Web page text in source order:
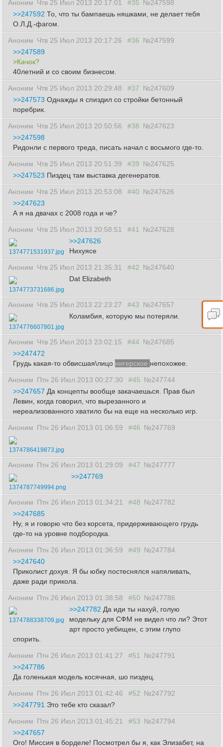
Аноним Чтв 25 Июл 2013 20:17:01 #35
№247598
>>247592 То, что ты бампаешь няшками, не делает тебя
О.Л.Д.-фагом.
Аноним Чтв 25 Июл 2013 20:17:26 #36 №247599
>>247589
>Качок?
40летний и со своим бизнесом.
Аноним Чтв 25 Июл 2013 20:29:48 #37 №247609
>>247573 Однажды я спиздил со стройки бетонный
поребрик.
Аноним Чтв 25 Июл 2013 20:50:56 #38 №247623
>>247598
Ридонли с первого треда, писать начал с восьмого где-то.
Аноним Чтв 25 Июл 2013 20:51:39 #39 №247625
>>247523 Пиздец там выставка дегенератов.
Аноним Чтв 25 Июл 2013 20:53:08 #40 №247626
>>247623
А я на двачах с 2008 года и че?
Аноним Чтв 25 Июл 2013 20:58:51 #41 №247628
1374771531937.jpg
>>247626
Нихуясе
Аноним Чтв 25 Июл 2013 21:35:31 #42 №247640
1374773731686.jpg
Dat Elizabeth
Аноним Чтв 25 Июл 2013 22:23:27 #43 №247657
1374776607801.jpg
Коламбия, которую мы потеряли.
Аноним Чтв 25 Июл 2013 23:02:15 #44 №247685
>>247472
Грудь какая-то обвисшая\лицо нигерское непохожее.
Аноним Птн 26 Июл 2013 00:27:30 #45 №247744
>>247657 Да концепты вообще закачаешься. Прав был
Левин, когда говорил, что вырезанного и
нереализованного хватило бы на еще на несколько игр.
Аноним Птн 26 Июл 2013 01:06:59 #46 №247769
1374786419873.jpg
Аноним Птн 26 Июл 2013 01:29:09 #47 №247777
1374787749994.png
>>247769
Аноним Птн 26 Июл 2013 01:34:21 #48 №247782
>>247685
Ну, я и говорю что без корсета, придерживающего грудь
где-то на уровне подбородка.
Аноним Птн 26 Июл 2013 01:36:59 #49 №247784
>>247640
Приколист дохуя. Я бы юбку постеснялся напяливать,
даже ради прикола.
Аноним Птн 26 Июл 2013 01:38:58 #50 №247786
1374788338709.jpg
>>247782 Да иди ты нахуй, голую
модельку для СФМ не видел что ли? Этот
арт просто уебищен, с этим глупо
спорить.
Аноним Птн 26 Июл 2013 01:41:27 #51
№247791
>>247786
Да голенькая модель косячная, шо пиздец.
Аноним Птн 26 Июл 2013 01:42:46 #52 №247792
>>247791 Это тебе кто сказал?
Аноним Птн 26 Июл 2013 01:45:21 #53 №247794
>>247657
Ого! Миссия в борделе! Посмотрел бы я, как Элизабет, на